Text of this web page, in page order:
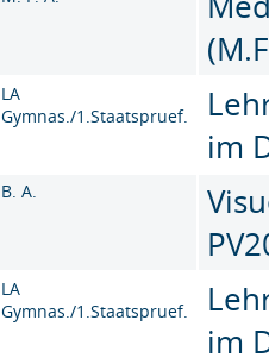
LA
Gymnas./1.Staatspruef.
im
B. A.
LA
Gymnas./1.Staatspruef.
im